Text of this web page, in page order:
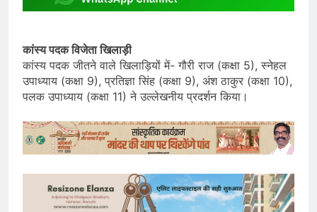
कांस्य पदक विजेता खिलाड़ी
कांस्य पदक जीतने वाले खिलाड़ियों में- गौरी राज (कक्षा 5), स्नेहल
उपाध्याय (कक्षा 9), प्रतिज्ञा सिंह (कक्षा 9), अंश ठाकुर (कक्षा 10),
पलक उपाध्याय (कक्षा 11) ने उल्लेखनीय प्रदर्शन किया।